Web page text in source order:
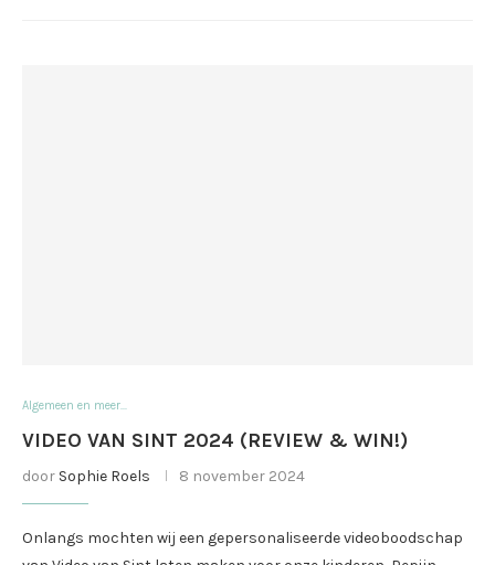
Algemeen en meer...
VIDEO VAN SINT 2024 (REVIEW & WIN!)
door Sophie Roels 8 november 2024
Onlangs mochten wij een gepersonaliseerde videoboodschap